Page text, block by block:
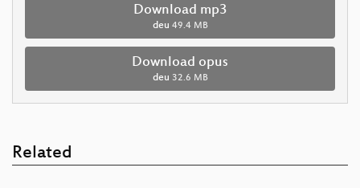
Download mp3
deu 49.4 MB
Download opus
deu 32.6 MB
Related